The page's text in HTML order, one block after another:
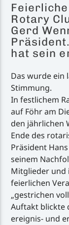
Rotary
Gerd
hat sein
Das wurde ein
Stimmung.
In festlichem
auf Föhr am
den jährlichen
Ende des
Präsident
seinem
Mitglieder und
feierlichen
„gestrichen
Auftakt blickte
ereignis- und